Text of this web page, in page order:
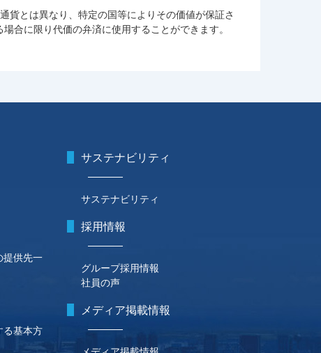
貨とは異なり、特定の国等によりその価値が保証さ
合に限り代価の弁済に使用することができます。
提供先一
る基本方
サステナビリティ
サステナビリティ
採用情報
グループ採用情報
社員の声
メディア掲載情報